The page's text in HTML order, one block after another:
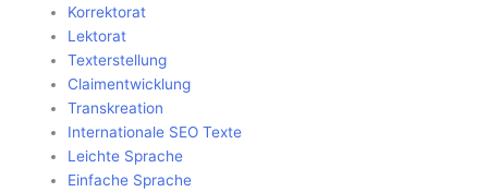
Korrektorat
Lektorat
Texterstellung
Claimentwicklung
Transkreation
Internationale SEO Texte
Leichte Sprache
Einfache Sprache